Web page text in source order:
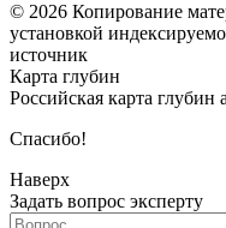
© 2026 Копирование
установкой
источник
Карта глубин
Российская карта глубин
Спасибо!
Наверх
Задать вопрос эксперту